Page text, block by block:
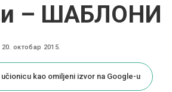
– ШАБЛОНИ
20. октобар 2015.
kao omiljeni izvor na Google-u